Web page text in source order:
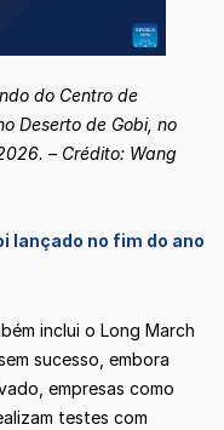
do Centro de
Deserto de Gobi, no
– Crédito: Wang
lançado no fim do ano
inclui o Long March
sem sucesso, embora
empresas como
testes com